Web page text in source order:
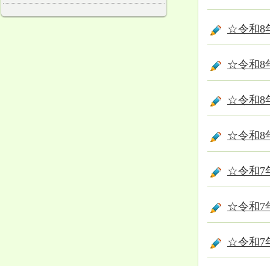
☆令和8
☆令和8
☆令和8
☆令和8
☆令和7
☆令和7
☆令和7